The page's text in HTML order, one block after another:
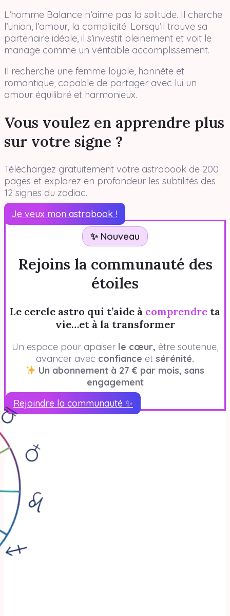
L’homme Balance n’aime pas la solitude. Il cherche
l’union, l’amour, la complicité. Lorsqu’il trouve sa
partenaire idéale, il s’investit pleinement et voit le
mariage comme un véritable accomplissement.
Il recherche une femme loyale, honnête et
romantique, capable de partager avec lui un
amour équilibré et harmonieux.
Vous voulez en apprendre plus
sur votre signe ?
Téléchargez gratuitement votre astrobook de 200
pages et explorez en profondeur les subtilités des
12 signes du zodiac.
Je veux mon astrobook !
✨ Nouveau
Rejoins la communauté des
étoiles
Le cercle astro qui t’aide à comprendre ta
vie…et à la transformer
Un espace pour apaiser le cœur, être soutenue,
avancer avec confiance et sérénité.
Un abonnement à 27 € par mois, sans
engagement
Rejoindre la communauté ✨